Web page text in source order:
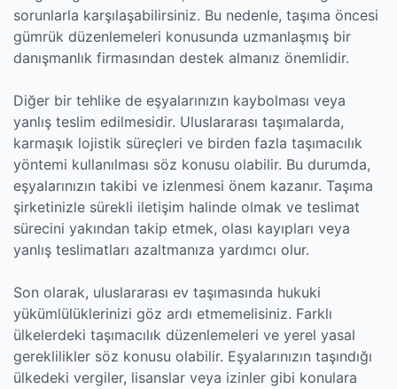
sorunlarla karşılaşabilirsiniz. Bu nedenle, taşıma öncesi
gümrük düzenlemeleri konusunda uzmanlaşmış bir
danışmanlık firmasından destek almanız önemlidir.
Diğer bir tehlike de eşyalarınızın kaybolması veya
yanlış teslim edilmesidir. Uluslararası taşımalarda,
karmaşık lojistik süreçleri ve birden fazla taşımacılık
yöntemi kullanılması söz konusu olabilir. Bu durumda,
eşyalarınızın takibi ve izlenmesi önem kazanır. Taşıma
şirketinizle sürekli iletişim halinde olmak ve teslimat
sürecini yakından takip etmek, olası kayıpları veya
yanlış teslimatları azaltmanıza yardımcı olur.
Son olarak, uluslararası ev taşımasında hukuki
yükümlülüklerinizi göz ardı etmemelisiniz. Farklı
ülkelerdeki taşımacılık düzenlemeleri ve yerel yasal
gereklilikler söz konusu olabilir. Eşyalarınızın taşındığı
ülkedeki vergiler, lisanslar veya izinler gibi konulara